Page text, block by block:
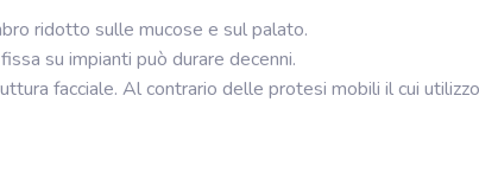
ridotto sulle mucose e sul palato.
su impianti può durare decenni.
facciale. Al contrario delle protesi mobili il cui